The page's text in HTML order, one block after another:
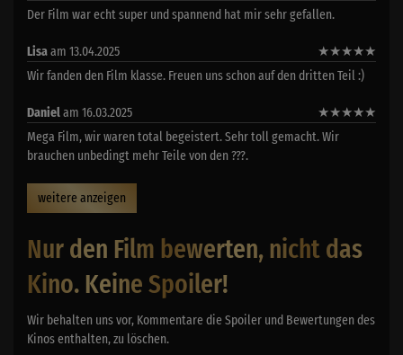
Der Film war echt super und spannend hat mir sehr gefallen.
Lisaam 13.04.2025 ★★★★★
Wir fanden den Film klasse. Freuen uns schon auf den dritten Teil :)
Danielam 16.03.2025 ★★★★★
Mega Film, wir waren total begeistert. Sehr toll gemacht. Wir
brauchen unbedingt mehr Teile von den ???.
weitere anzeigen
Nur den Film bewerten, nicht das
Kino. Keine Spoiler!
Wir behalten uns vor, Kommentare die Spoiler und Bewertungen des
Kinos enthalten, zu löschen.